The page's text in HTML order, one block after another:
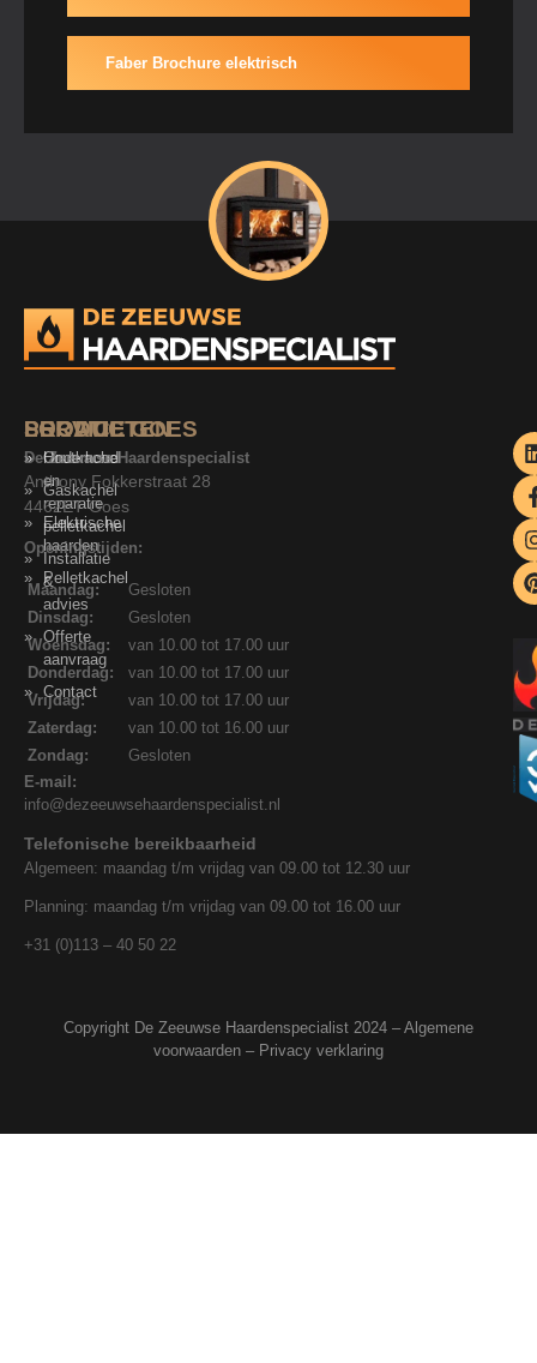
Faber Brochure elektrisch
SERVICE
Onderhoud
en
reparatie
pelletkachel
Installatie
&
advies
Offerte
aanvraag
Contact
PRODUCTEN
Houtkachel
Gaskachel
Elektrische
haarden
Pelletkachel
LOCATIE GOES
De Zeeuwse Haardenspecialist
Anthony Fokkerstraat 28
4462ET Goes
Openingstijden:
Maandag:
Gesloten
Dinsdag:
Gesloten
Woensdag:
van 10.00 tot 17.00 uur
Donderdag:
van 10.00 tot 17.00 uur
Vrijdag:
van 10.00 tot 17.00 uur
Zaterdag:
van 10.00 tot 16.00 uur
Zondag:
Gesloten
E-mail:
info@dezeeuwsehaardenspecialist.nl
Telefonische bereikbaarheid
Algemeen: maandag t/m vrijdag van 09.00 tot 12.30 uur
Planning: maandag t/m vrijdag van 09.00 tot 16.00 uur
+31 (0)113 – 40 50 22
Copyright De Zeeuwse Haardenspecialist 2024 – Algemene
voorwaarden – Privacy verklaring